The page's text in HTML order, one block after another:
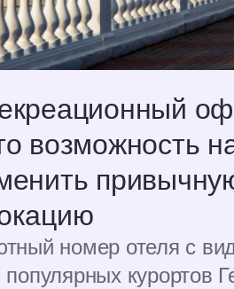
возможность
номер отеля с
популярных курортов